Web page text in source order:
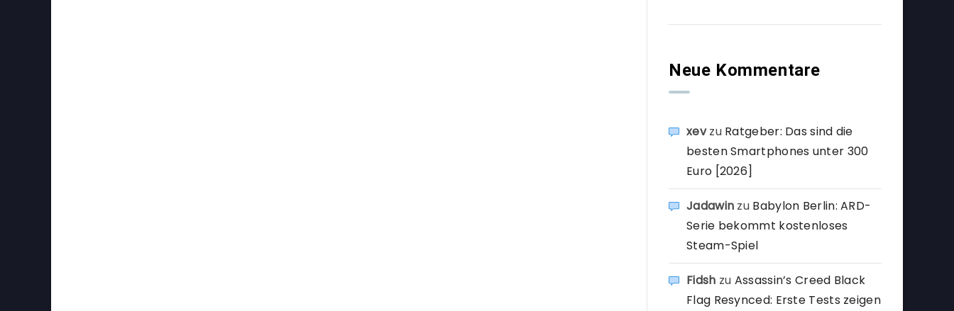
Neue Kommentare
xevzu Ratgeber: Das sind die
besten Smartphones unter 300
Euro [2026]
Jadawin zu Babylon Berlin: ARD-
Serie bekommt kostenloses
Steam-Spiel
Fidsh zu Assassin’s Creed Black
Flag Resynced: Erste Tests zeigen